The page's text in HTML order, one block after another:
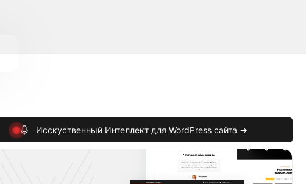
Исскуственный Интеллект для WordPress сайта →